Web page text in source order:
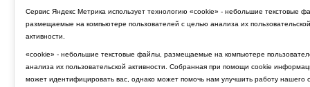
Сервис Яндекс Метрика использует технологию «cookie» - небольшие текстовые
размещаемые на компьютере пользователей с целью анализа их пользовательской
активности.
«cookie» - небольшие текстовые файлы, размещаемые на компьютере
анализа их пользовательской активности. Собранная при помощи cookie
может идентифицировать вас, однако может помочь нам улучшить работу нашего